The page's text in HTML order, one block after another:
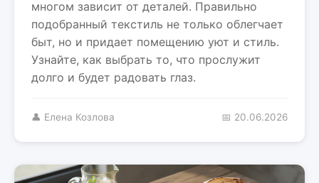
многом зависит от деталей. Правильно
подобранный текстиль не только облегчает
быт, но и придает помещению уют и стиль.
Узнайте, как выбрать то, что прослужит
долго и будет радовать глаз.
👤 Елена Козлова 📅 20.06.2026